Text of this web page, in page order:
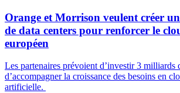
Orange et Morrison veulent créer
de data centers pour renforcer le
européen
Les partenaires prévoient d’investir 3 milliards
d’accompagner la croissance des besoins en
artificielle.